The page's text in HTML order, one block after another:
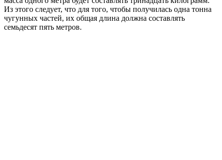
Из этого следует, что для того, чтобы получилась одна тонна
чугунных частей, их общая длина должна составлять
семьдесят пять метров.